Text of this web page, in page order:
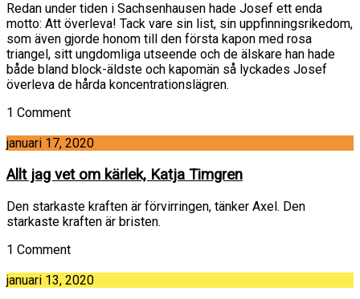
Redan under tiden i Sachsenhausen hade Josef ett enda
motto: Att överleva! Tack vare sin list, sin uppfinningsrikedom,
som även gjorde honom till den första kapon med rosa
triangel, sitt ungdomliga utseende och de älskare han hade
både bland block-äldste och kapomän så lyckades Josef
överleva de hårda koncentrationslägren.
1 Comment
januari 17, 2020
Allt jag vet om kärlek, Katja Timgren
Den starkaste kraften är förvirringen, tänker Axel. Den
starkaste kraften är bristen.
1 Comment
januari 13, 2020